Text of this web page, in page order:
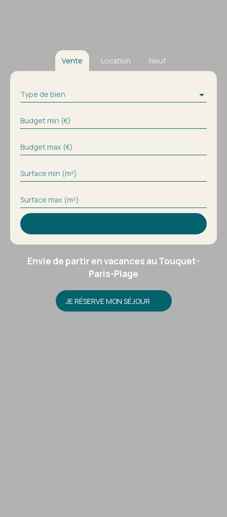
Vente Location Neuf
Type de bien
Budget min (€)
Budget max (€)
Surface min (m²)
Surface max (m²)
Envie de partir en vacances au Touquet-
Paris-Plage
JE RÉSERVE MON SÉJOUR